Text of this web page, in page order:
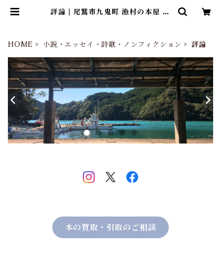
評論 | 尾鷲市九鬼町 漁村の本屋 ト
HOME 小説・エッセイ・詩歌・ノンフィクション 評論
本の買取・引取のご相談